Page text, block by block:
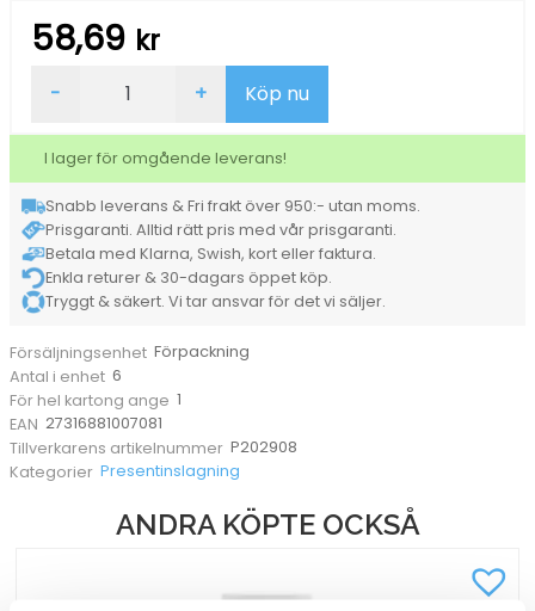
58,69 kr
Skimmia
130x82x359mm
mängd
- + Köp nu
I lager för omgående leverans!
Snabb leverans & Fri frakt över 950:- utan moms.
Prisgaranti. Alltid rätt pris med vår prisgaranti.
Betala med Klarna, Swish, kort eller faktura.
Enkla returer & 30-dagars öppet köp.
Tryggt & säkert. Vi tar ansvar för det vi säljer.
Försäljningsenhet Förpackning
Antal i enhet 6
För hel kartong ange 1
EAN 27316881007081
Tillverkarens artikelnummer P202908
Kategorier Presentinslagning
ANDRA KÖPTE OCKSÅ